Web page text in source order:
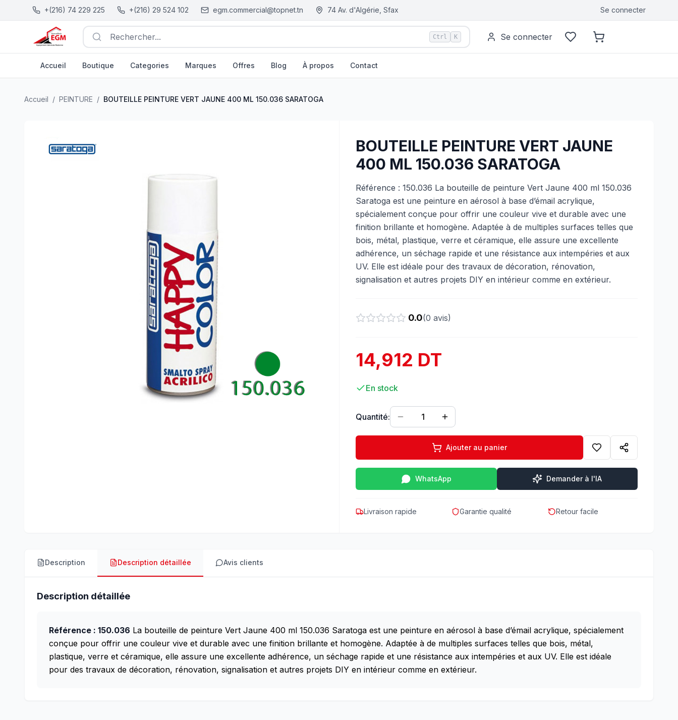
+(216) 74 229 225 +(216) 29 524 102 egm.commercial@topnet.tn 74 Av. d'Algérie, Sfax Se connecter
Rechercher... Ctrl K Se connecter
Accueil Boutique Categories Marques Offres Blog À propos Contact
Accueil / PEINTURE / BOUTEILLE PEINTURE VERT JAUNE 400 ML 150.036 SARATOGA
BOUTEILLE PEINTURE VERT JAUNE
400 ML 150.036 SARATOGA
Référence : 150.036 La bouteille de peinture Vert Jaune 400 ml 150.036
Saratoga est une peinture en aérosol à base d’émail acrylique,
spécialement conçue pour offrir une couleur vive et durable avec une
finition brillante et homogène. Adaptée à de multiples surfaces telles que
bois, métal, plastique, verre et céramique, elle assure une excellente
adhérence, un séchage rapide et une résistance aux intempéries et aux
UV. Elle est idéale pour des travaux de décoration, rénovation,
signalisation et autres projets DIY en intérieur comme en extérieur.
0.0(0 avis)
14,912 DT
En stock
Quantité: 1
Ajouter au panier
WhatsApp Demander à l'IA
Livraison rapide Garantie qualité Retour facile
Description Description détaillée Avis clients
Description détaillée
Référence : 150.036 La bouteille de peinture Vert Jaune 400 ml 150.036 Saratoga est une peinture en aérosol à base d’émail acrylique, spécialement
conçue pour offrir une couleur vive et durable avec une finition brillante et homogène. Adaptée à de multiples surfaces telles que bois, métal,
plastique, verre et céramique, elle assure une excellente adhérence, un séchage rapide et une résistance aux intempéries et aux UV. Elle est idéale
pour des travaux de décoration, rénovation, signalisation et autres projets DIY en intérieur comme en extérieur.